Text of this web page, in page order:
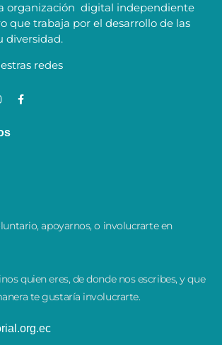
organización digital independiente
que trabaja por el desarrollo de las
diversidad.
redes
apoyarnos, o involucrarte en
quien eres, de donde nos escribes, y que
te gustaría involucrarte.